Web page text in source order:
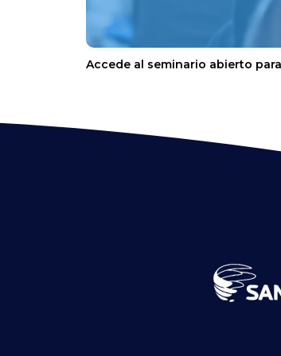
Accede al seminario abierto